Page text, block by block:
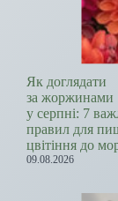
Як доглядати
за жоржинами
у серпні: 7
правил для
цвітіння до
09.08.2026